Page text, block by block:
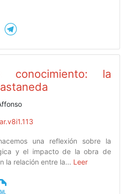
conocimiento: la
una reflexión sobre la
y el impacto de la obra de
la relación entre la... Leer